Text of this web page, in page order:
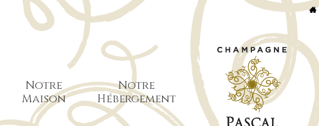
Notre
Maison
Notre
Hébergement